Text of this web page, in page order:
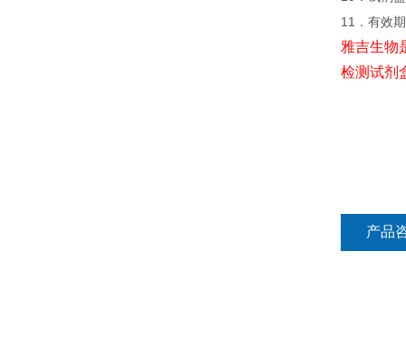
11．有效
雅吉生物
检测试剂
产品